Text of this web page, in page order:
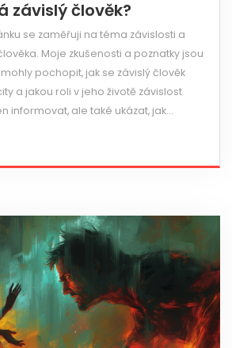
závislý člověk?
se zaměřuji na téma závislosti a
Moje zkušenosti a poznatky jsou
pochopit, jak se závislý člověk
a jakou roli v jeho životě závislost
informovat, ale také ukázat, jak
vám můj článek přinese užitečné